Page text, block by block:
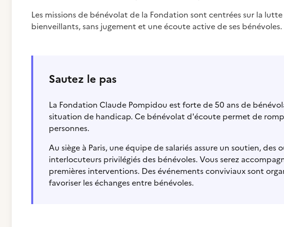
Les missions de bénévolat de la Fondation sont centrées sur la
bienveillants, sans jugement et une écoute active de ses bénévoles.
Sautez le pas
La Fondation Claude Pompidou est forte de 50 ans de
situation de handicap. Ce bénévolat d'écoute permet de
personnes.
Au siège à Paris, une équipe de salariés assure un soutien,
interlocuteurs privilégiés des bénévoles. Vous serez
premières interventions. Des événements conviviaux sont
favoriser les échanges entre bénévoles.